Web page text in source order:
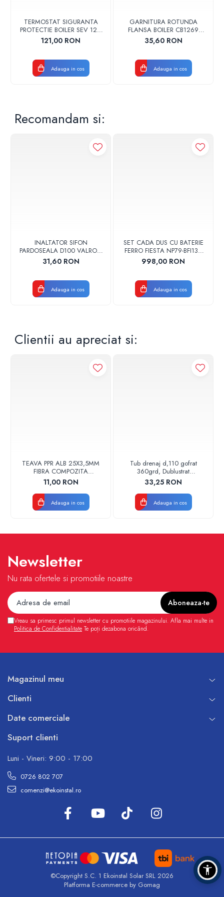
TERMOSTAT SIGURANTA
PROTECTIE BOILER SEV 125-
150 ISEA 46301060
ORIGINAL FERROLI
121,00 RON
Adauga in cos
GARNITURA ROTUNDA
FLANSA BOILER CB1269
102356 ORIGINAL TESY
35,60 RON
Adauga in cos
Recomandam si:
INALTATOR SIFON
PARDOSEALA D100 VALROM
17001900004
31,60 RON
Adauga in cos
SET CADA DUS CU BATERIE
FERRO FIESTA NP79-BFI13U
CROM
998,00 RON
Adauga in cos
Clientii au apreciat si:
TEAVA PPR ALB 25X3,5MM
FIBRA COMPOZITA
10033025004
VALDUOTHERM VALROM
11,00 RON
Adauga in cos
Tub drenaj d,110 gofrat
360grd, Dublustrat
verde/negru 110152 Drainkit
33,25 RON
Adauga in cos
Newsletter
Nu rata ofertele si promotiile noastre
Vreau sa primesc primul newsletter cu promotiile magazinului. Afla mai multe in
Politica de Confidentialitate Te poți dezabona oricând.
Magazinul meu
Clienti
Date comerciale
Suport clienti
Luni - Vineri: 9:00 - 17:00
0726 802 707
comenzi@ekoinstal.ro
©Copyright S.C. 1 Ekoinstal Solar SRL 2026
Platforma E-commerce by Gomag